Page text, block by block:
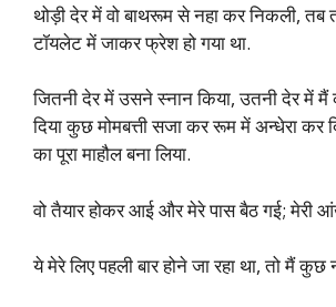
थोड़ी देर में वो बाथरूम से नहा कर निकली,
टॉयलेट में जाकर फ्रेश हो गया था.
जितनी देर में उसने स्नान किया, उतनी देर में
दिया कुछ मोमबत्ती सजा कर रूम में अन्धेरा कर
का पूरा माहौल बना लिया.
वो तैयार होकर आई और मेरे पास बैठ गई; मेरी
ये मेरे लिए पहली बार होने जा रहा था, तो मैं कुछ